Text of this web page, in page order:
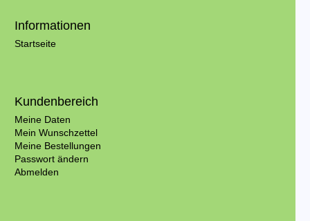
Informationen
Startseite
Kundenbereich
Meine Daten
Mein Wunschzettel
Meine Bestellungen
Passwort ändern
Abmelden